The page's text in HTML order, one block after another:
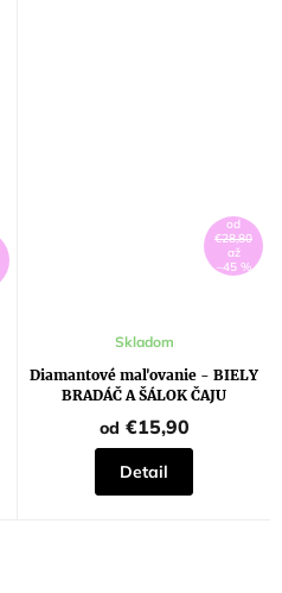
od
€28,80
až
–45 %
Diamantové maľovanie - BIELY
BRADÁČ A ŠÁLOK ČAJU
Skladom
od €15,90
Detail